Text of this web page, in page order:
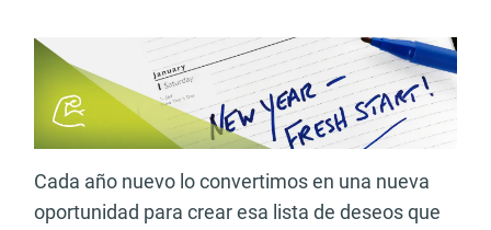
Cada año nuevo lo convertimos en una nueva
oportunidad para crear esa lista de deseos que